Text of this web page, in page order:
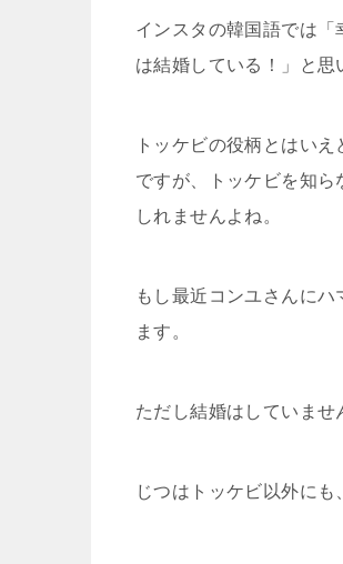
インスタの韓国語では
は結婚している！」と思
トッケビの役柄とはい
ですが、トッケビを知
しれませんよね。
もし最近コンユさんに
ます。
ただし結婚はしていませ
じつはトッケビ以外にも